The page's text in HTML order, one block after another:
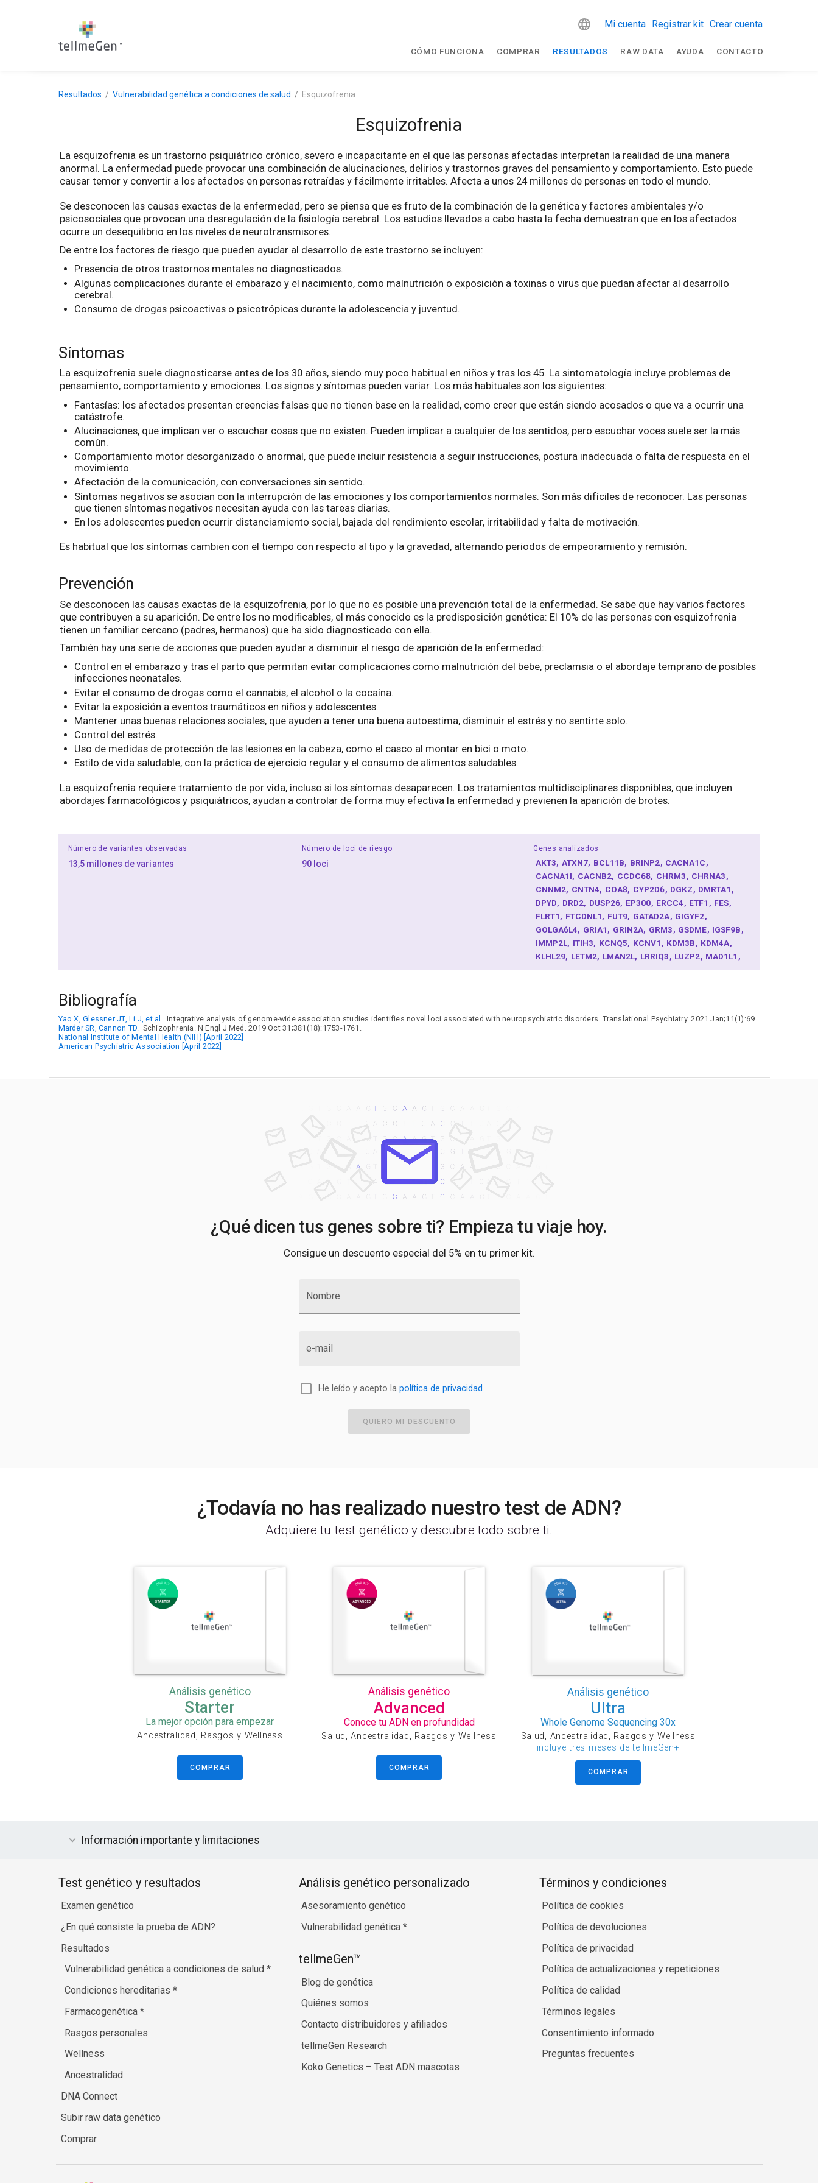
Mi cuenta Registrar kit Crear cuenta
CÓMO FUNCIONA COMPRAR RESULTADOS RAW DATA AYUDA CONTACTO
Resultados Vulnerabilidad genética a condiciones de salud Esquizofrenia
Esquizofrenia
La esquizofrenia es un trastorno psiquiátrico crónico, severo e incapacitante en el que las personas afectadas interpretan la realidad de una manera
anormal. La enfermedad puede provocar una combinación de alucinaciones, delirios y trastornos graves del pensamiento y comportamiento. Esto puede
causar temor y convertir a los afectados en personas retraídas y fácilmente irritables. Afecta a unos 24 millones de personas en todo el mundo.
Se desconocen las causas exactas de la enfermedad, pero se piensa que es fruto de la combinación de la genética y factores ambientales y/o
psicosociales que provocan una desregulación de la fisiología cerebral. Los estudios llevados a cabo hasta la fecha demuestran que en los afectados
ocurre un desequilibrio en los niveles de neurotransmisores.
De entre los factores de riesgo que pueden ayudar al desarrollo de este trastorno se incluyen:
Presencia de otros trastornos mentales no diagnosticados.
Algunas complicaciones durante el embarazo y el nacimiento, como malnutrición o exposición a toxinas o virus que puedan afectar al desarrollo
cerebral.
Consumo de drogas psicoactivas o psicotrópicas durante la adolescencia y juventud.
Síntomas
La esquizofrenia suele diagnosticarse antes de los 30 años, siendo muy poco habitual en niños y tras los 45. La sintomatología incluye problemas de
pensamiento, comportamiento y emociones. Los signos y síntomas pueden variar. Los más habituales son los siguientes:
Fantasías: los afectados presentan creencias falsas que no tienen base en la realidad, como creer que están siendo acosados o que va a ocurrir una
catástrofe.
Alucinaciones, que implican ver o escuchar cosas que no existen. Pueden implicar a cualquier de los sentidos, pero escuchar voces suele ser la más
común.
Comportamiento motor desorganizado o anormal, que puede incluir resistencia a seguir instrucciones, postura inadecuada o falta de respuesta en el
movimiento.
Afectación de la comunicación, con conversaciones sin sentido.
Síntomas negativos se asocian con la interrupción de las emociones y los comportamientos normales. Son más difíciles de reconocer. Las personas
que tienen síntomas negativos necesitan ayuda con las tareas diarias.
En los adolescentes pueden ocurrir distanciamiento social, bajada del rendimiento escolar, irritabilidad y falta de motivación.
Es habitual que los síntomas cambien con el tiempo con respecto al tipo y la gravedad, alternando periodos de empeoramiento y remisión.
Prevención
Se desconocen las causas exactas de la esquizofrenia, por lo que no es posible una prevención total de la enfermedad. Se sabe que hay varios factores
que contribuyen a su aparición. De entre los no modificables, el más conocido es la predisposición genética: El 10% de las personas con esquizofrenia
tienen un familiar cercano (padres, hermanos) que ha sido diagnosticado con ella.
También hay una serie de acciones que pueden ayudar a disminuir el riesgo de aparición de la enfermedad:
Control en el embarazo y tras el parto que permitan evitar complicaciones como malnutrición del bebe, preclamsia o el abordaje temprano de posibles
infecciones neonatales.
Evitar el consumo de drogas como el cannabis, el alcohol o la cocaína.
Evitar la exposición a eventos traumáticos en niños y adolescentes.
Mantener unas buenas relaciones sociales, que ayuden a tener una buena autoestima, disminuir el estrés y no sentirte solo.
Control del estrés.
Uso de medidas de protección de las lesiones en la cabeza, como el casco al montar en bici o moto.
Estilo de vida saludable, con la práctica de ejercicio regular y el consumo de alimentos saludables.
La esquizofrenia requiere tratamiento de por vida, incluso si los síntomas desaparecen. Los tratamientos multidisciplinares disponibles, que incluyen
abordajes farmacológicos y psiquiátricos, ayudan a controlar de forma muy efectiva la enfermedad y previenen la aparición de brotes.
Número de variantes observadas
13,5 millones de variantes
Número de loci de riesgo
90 loci
Genes analizados
AKT3 ATXN7 BCL11B BRINP2 CACNA1C
CACNA1I CACNB2 CCDC68 CHRM3 CHRNA3
CNNM2 CNTN4 COA8 CYP2D6 DGKZ DMRTA1
DPYD DRD2 DUSP26 EP300 ERCC4 ETF1 FES
FLRT1 FTCDNL1 FUT9 GATAD2A GIGYF2
GOLGA6L4 GRIA1 GRIN2A GRM3 GSDME IGSF9B
IMMP2L ITIH3 KCNQ5 KCNV1 KDM3B KDM4A
KLHL29 LETM2 LMAN2L LRRIQ3 LUZP2 MAD1L1
MRPL33 MRTFA NMUR2 NRGN NUDT12 PAH
SNX19 SORCS3 SRPK2 STAG1 TAOK2 TCF4
Bibliografía
Yao X, Glessner JT, Li J, et al. Integrative analysis of genome-wide association studies identifies novel loci associated with neuropsychiatric disorders. Translational Psychiatry. 2021 Jan;11(1):69.
Marder SR, Cannon TD. Schizophrenia. N Engl J Med. 2019 Oct 31;381(18):1753-1761.
National Institute of Mental Health (NIH) [April 2022]
American Psychiatric Association [April 2022]
¿Qué dicen tus genes sobre ti? Empieza tu viaje hoy.
Consigue un descuento especial del 5% en tu primer kit.
Nombre
e-mail
He leído y acepto la política de privacidad
QUIERO MI DESCUENTO
¿Todavía no has realizado nuestro test de ADN?
Adquiere tu test genético y descubre todo sobre ti.
Análisis genético
Starter
La mejor opción para empezar
Ancestralidad, Rasgos y Wellness
COMPRAR
Análisis genético
Advanced
Conoce tu ADN en profundidad
Salud, Ancestralidad, Rasgos y Wellness
COMPRAR
Análisis genético
Ultra
Whole Genome Sequencing 30x
Salud, Ancestralidad, Rasgos y Wellness
incluye tres meses de tellmeGen+
COMPRAR
Información importante y limitaciones
Test genético y resultados
Examen genético
¿En qué consiste la prueba de ADN?
Resultados
Vulnerabilidad genética a condiciones de salud *
Condiciones hereditarias *
Farmacogenética *
Rasgos personales
Wellness
Ancestralidad
DNA Connect
Subir raw data genético
Comprar
Análisis genético personalizado
Asesoramiento genético
Vulnerabilidad genética *
tellmeGen™
Blog de genética
Quiénes somos
Contacto distribuidores y afiliados
tellmeGen Research
Koko Genetics – Test ADN mascotas
Términos y condiciones
Política de cookies
Política de devoluciones
Política de privacidad
Política de actualizaciones y repeticiones
Política de calidad
Términos legales
Consentimiento informado
Preguntas frecuentes